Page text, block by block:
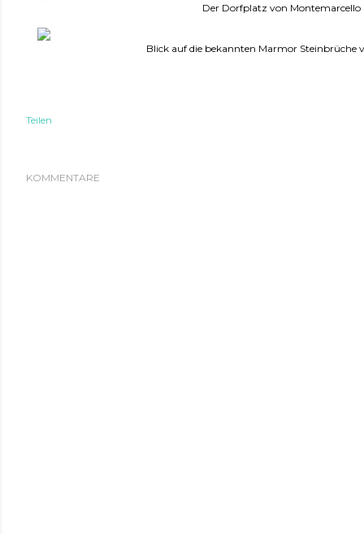
Der Dorfplatz von Montemarcello
Blick auf die bekannten Marmor Steinbrüche
Teilen
KOMMENTARE